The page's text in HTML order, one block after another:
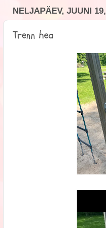
NELJAPÄEV, JUUNI
Trenn hea